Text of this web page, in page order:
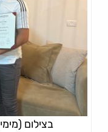
בצילום